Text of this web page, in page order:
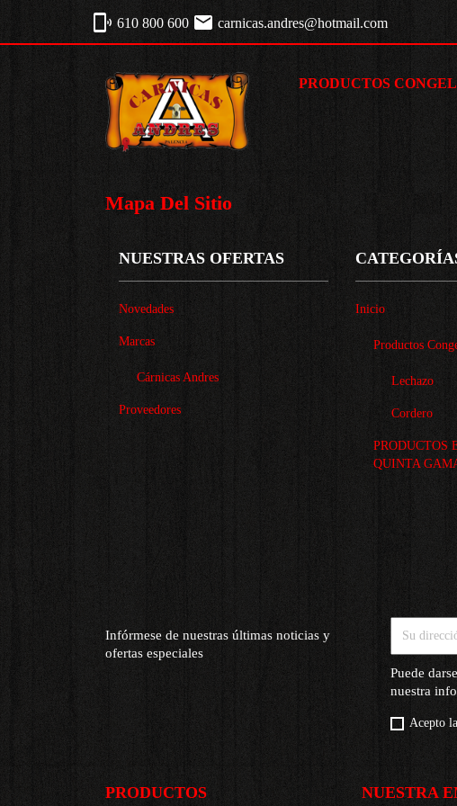
phonelink_ring 610 800 600 email carnicas.andres@hotmail.com
PRODUCTOS
Mapa Del Sitio
NUESTRAS OFERTAS
Novedades
Marcas
Cárnicas Andres
Proveedores
Inicio
Productos
Lechazo
Cordero
PRODUCTOS
QUINTA
Infórmese de nuestras últimas noticias y
ofertas especiales
Puede
nuestra
Acepto
PRODUCTOS NUESTRA